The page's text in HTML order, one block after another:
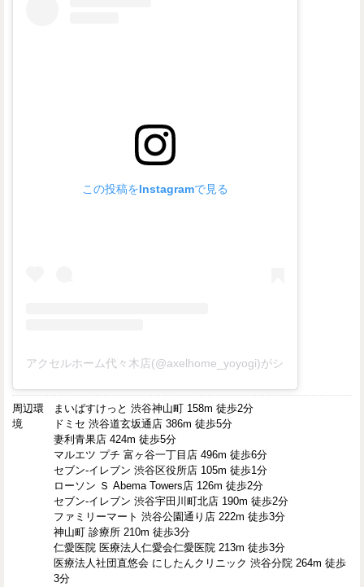
この投稿をInstagramで見る
アクセルホーム代々木店(@axelhome_yoyogi)がシェアした投稿
周辺環
境
まいばすけっと 渋谷神山町 158m 徒歩2分
ドミセ 渋谷道玄坂通店 386m 徒歩5分
妻利青果店 424m 徒歩5分
マルエツ プチ 富ヶ谷一丁目店 496m 徒歩6分
セブン-イレブン 渋谷区役所店 105m 徒歩1分
ローソン Ｓ Abema Towers店 126m 徒歩2分
セブン-イレブン 渋谷宇田川町北店 190m 徒歩2分
ファミリーマート 渋谷公園通り店 222m 徒歩3分
神山町 診療所 210m 徒歩3分
仁愛医院 医療法人仁愛会仁愛医院 213m 徒歩3分
医療法人社団直悠会 にしたんクリニック 渋谷分院 264m 徒歩
3分